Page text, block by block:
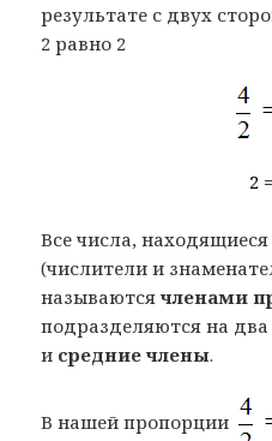
результате с двух
2 равно 2
2
Все числа,
(числители и
называютсячленами
подразделяются на
и средние члены.
В нашей пропорции